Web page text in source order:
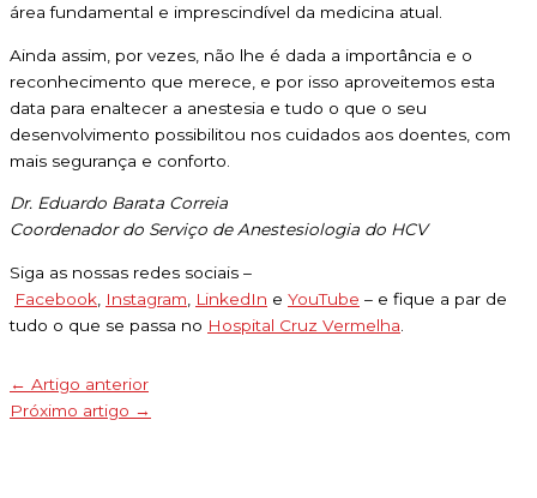
área fundamental e imprescindível da medicina atual.
Ainda assim, por vezes, não lhe é dada a importância e o
reconhecimento que merece, e por isso aproveitemos esta
data para enaltecer a anestesia e tudo o que o seu
desenvolvimento possibilitou nos cuidados aos doentes, com
mais segurança e conforto.
Dr. Eduardo Barata Correia
Coordenador do Serviço de Anestesiologia do HCV
Siga as nossas redes sociais –
Facebook Instagram LinkedIn e YouTube – e fique a par de
tudo o que se passa no Hospital Cruz Vermelha
← Artigo anterior
Próximo artigo →